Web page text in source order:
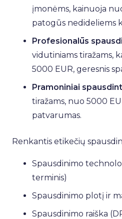
įmonėms, kainuoja
patogūs nedideliems
Profesionalūs
vidutiniams tiražams,
5000 EUR, geresnis
Pramoniniai
tiražams, nuo 5000
patvarumas.
Renkantis etikečių
Spausdinimo
terminis)
Spausdinimo plotį ir
Spausdinimo raiška